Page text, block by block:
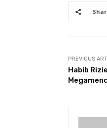
PREVIOUS
Habib